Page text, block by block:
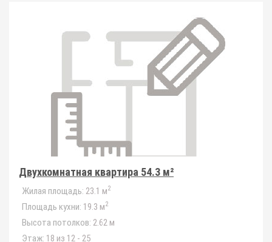
Двухкомнатная квартира 54.3 м²
Жилая площадь: 23.1 м2
Площадь кухни: 19.3 м2
Высота потолков: 2.62 м
Этаж: 18 из 12 - 25